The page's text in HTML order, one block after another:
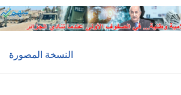
النسخة المصورة